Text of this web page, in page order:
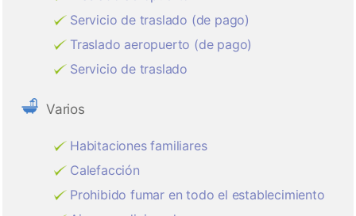
Servicio de traslado (de pago)
Traslado aeropuerto (de pago)
Servicio de traslado
Varios
Habitaciones familiares
Calefacción
Prohibido fumar en todo el establecimiento